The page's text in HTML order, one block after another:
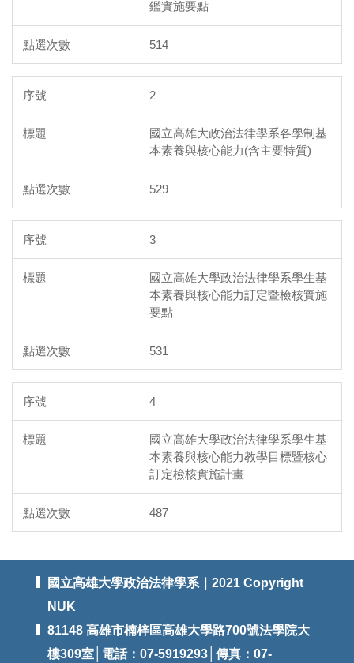
鑑實施要點
514
2
國立高雄大政治法律學系各學制基
本素養與核心能力(含主要特質)
529
3
國立高雄大學政治法律學系學生基
本素養與核心能力訂定暨檢核實施
要點
531
4
國立高雄大學政治法律學系學生基
本素養與核心能力教學目標暨核心
訂定檢核實施計畫
487
國立高雄大學政治法律學系｜2021 Copyright
NUK
81148 高雄市楠梓區高雄大學路700號法學院大
樓309室│電話：07-5919293│傳真：07-